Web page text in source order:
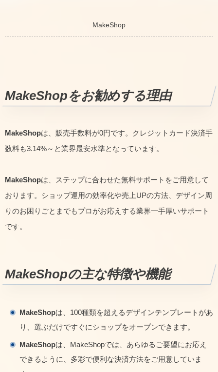
MakeShop
MakeShopをお勧めする理由
MakeShopは、販売手数料が0円です。クレジットカード決済手
数料も3.14%～と業界最安水準となっています。
MakeShopは、ステップに合わせた無料サポートをご用意して
おります。ショップ運用の効率化や売上UPの方法、デザイン周
りのお困りごとまでもプロがお応えする業界一手厚いサポート
です。
MakeShopの主な特徴や機能
MakeShopは、100種類を超えるデザインテンプレートがあ
り、選ぶだけですぐにショップをオープンできます。
MakeShopは、MakeShopでは、あらゆるご要望にお応え
できるように、多彩で便利な決済方法をご用意していま